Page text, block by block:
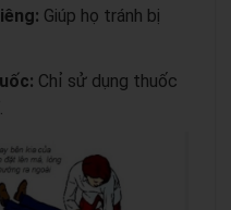
Giúp họ tránh bị
Chỉ sử dụng thuốc